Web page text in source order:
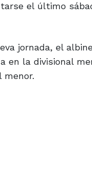
el último
jornada, el
en la divisional
menor.